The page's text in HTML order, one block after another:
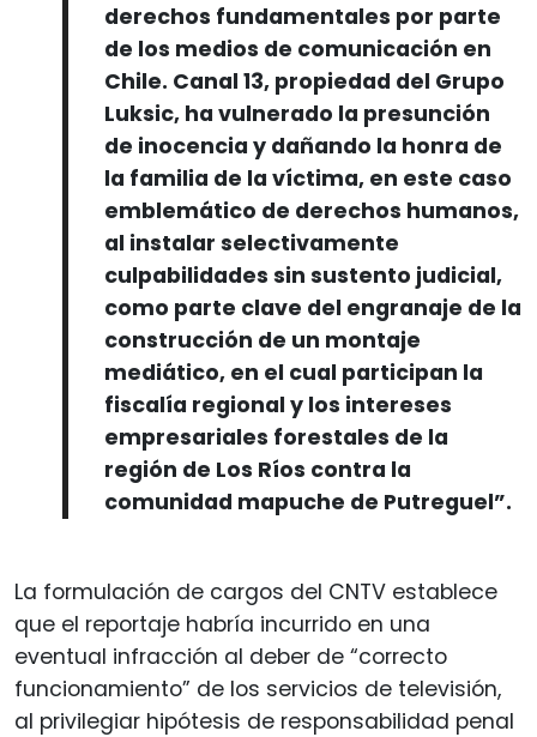
derechos fundamentales por parte
de los medios de comunicación en
Chile. Canal 13, propiedad del Grupo
Luksic, ha vulnerado la presunción
de inocencia y dañando la honra de
la familia de la víctima, en este caso
emblemático de derechos humanos,
al instalar selectivamente
culpabilidades sin sustento judicial,
como parte clave del engranaje de la
construcción de un montaje
mediático, en el cual participan la
fiscalía regional y los intereses
empresariales forestales de la
región de Los Ríos contra la
comunidad mapuche de Putreguel”.
La formulación de cargos del CNTV establece
que el reportaje habría incurrido en una
eventual infracción al deber de “correcto
funcionamiento” de los servicios de televisión,
al privilegiar hipótesis de responsabilidad penal